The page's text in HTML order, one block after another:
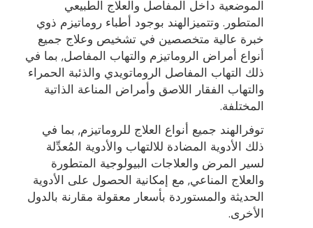
الموضعية داخل المفاصل والعلاج الطبيعي
المتطور. وتتميزالهند بوجود أطباء روماتيزم ذوي
خبرة عالية متخصصين في تشخيص وعلاج جميع
أنواع أمراض الروماتيزم والتهاب المفاصل, بما في
ذلك التهاب المفاصل الروماتويدي والذئبة الحمراء
والتهاب الفقار اللاصق وأمراض المناعة الذاتية
المختلفة.
توفرالهند جميع أنواع العلاج للروماتيزم, بما في
ذلك الأدوية المضادة للالتهاب والأدوية المُعدِّلة
لسير المرض والعلاجات البيولوجية المتطورة
والعلاج المناعي, مع إمكانية الحصول على الأدوية
الحديثة والمستوردة بأسعار معقولة مقارنة بالدول
الأخرى.